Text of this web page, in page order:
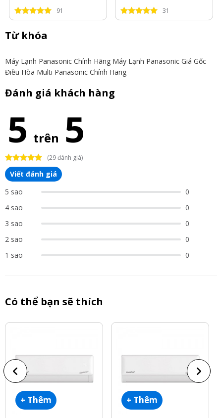
91 31
Từ khóa
Máy Lạnh Panasonic Chính Hãng Máy Lạnh Panasonic Giá Gốc
Điều Hòa Multi Panasonic Chính Hãng
Đánh giá khách hàng
5 trên 5
(29 đánh giá)
Viết đánh giá
5 sao
0
4 sao
0
3 sao
0
2 sao
0
1 sao
0
Có thể bạn sẽ thích
+ Thêm + Thêm